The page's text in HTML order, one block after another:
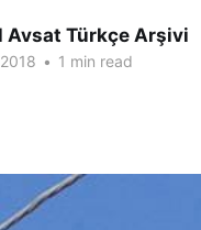
Avsat Türkçe Arşivi
• 1 min read